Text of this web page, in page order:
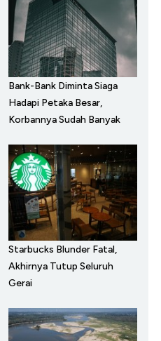
Bank-Bank Diminta Siaga
Hadapi Petaka Besar,
Korbannya Sudah Banyak
Starbucks Blunder Fatal,
Akhirnya Tutup Seluruh
Gerai